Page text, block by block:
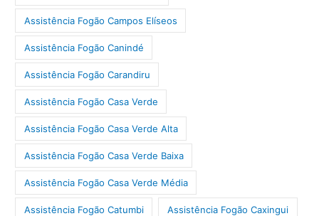
Assistência Fogão Campos Elíseos
Assistência Fogão Canindé
Assistência Fogão Carandiru
Assistência Fogão Casa Verde
Assistência Fogão Casa Verde Alta
Assistência Fogão Casa Verde Baixa
Assistência Fogão Casa Verde Média
Assistência Fogão Catumbi Assistência Fogão Caxingui